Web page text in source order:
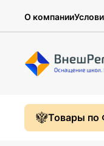
О компании
Товары по